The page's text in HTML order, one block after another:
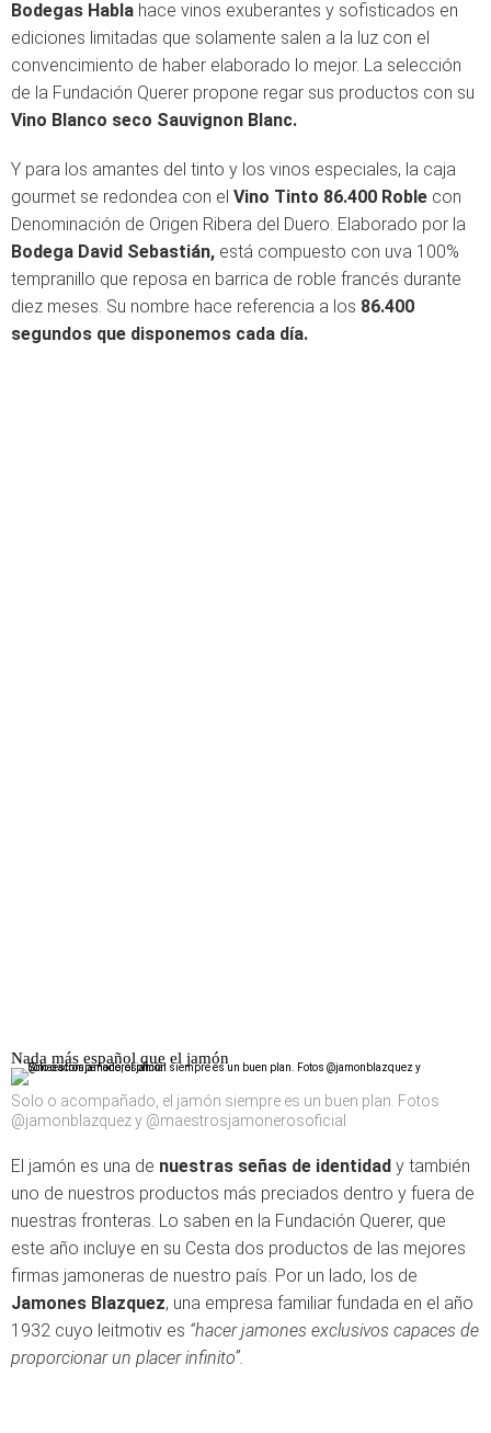
Bodegas Habla hace vinos exuberantes y sofisticados en
ediciones limitadas que solamente salen a la luz con el
convencimiento de haber elaborado lo mejor. La selección
de la Fundación Querer propone regar sus productos con su
Vino Blanco seco Sauvignon Blanc.
Y para los amantes del tinto y los vinos especiales, la caja
gourmet se redondea con el Vino Tinto 86.400 Roble con
Denominación de Origen Ribera del Duero. Elaborado por la
Bodega David Sebastián, está compuesto con uva 100%
tempranillo que reposa en barrica de roble francés durante
diez meses. Su nombre hace referencia a los 86.400
segundos que disponemos cada día.
Nada más español que el jamón
Solo o acompañado, el jamón siempre es un buen plan. Fotos
@jamonblazquez y @maestrosjamonerosoficial
El jamón es una de nuestras señas de identidad y también
uno de nuestros productos más preciados dentro y fuera de
nuestras fronteras. Lo saben en la Fundación Querer, que
este año incluye en su Cesta dos productos de las mejores
firmas jamoneras de nuestro país. Por un lado, los de
Jamones Blazquez, una empresa familiar fundada en el año
1932 cuyo leitmotiv es “hacer jamones exclusivos capaces de
proporcionar un placer infinito”.